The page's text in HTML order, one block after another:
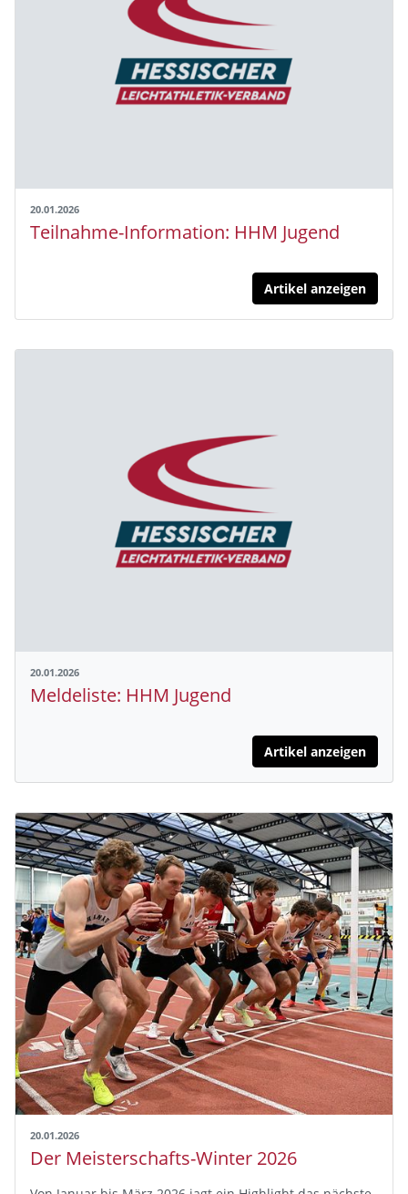
20.01.2026
Teilnahme-Information: HHM Jugend
Artikel anzeigen
20.01.2026
Meldeliste: HHM Jugend
Artikel anzeigen
20.01.2026
Der Meisterschafts-Winter 2026